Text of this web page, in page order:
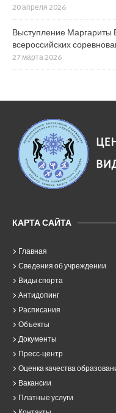
20 апреля 2026
Выступление Маргариты
всероссийских
27 марта 2026
КАРТА САЙТА
Главная
Сведения об учреждении
Виды спорта
Антидопинг
Расписания
Объекты
Документы
Пресс-центр
Оценка качества
Вакансии
Платные услуги